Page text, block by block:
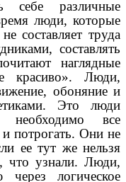
себе различные
люди, которые
составляет труда
составлять
наглядные
красиво». Люди,
обоняние и
Это люди
необходимо все
потрогать. Они не
ее тут же нельзя
что узнали. Люди,
логическое